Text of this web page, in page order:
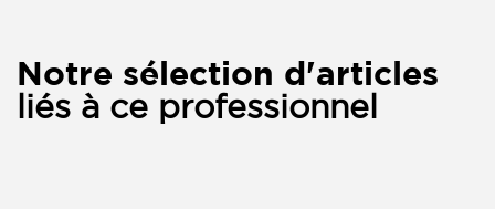
Notre sélection d'articles
liés à ce professionnel